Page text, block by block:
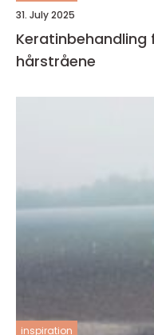
31. July 2025
Keratinbehandling
hårstråene
inspiration